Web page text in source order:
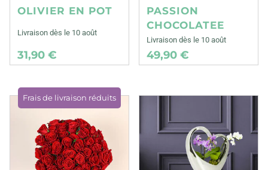
OLIVIER EN POT
Livraison dès le 10 août
31,90 €
PASSION
CHOCOLATEE
Livraison dès le 10 août
49,90 €
Frais de livraison réduits